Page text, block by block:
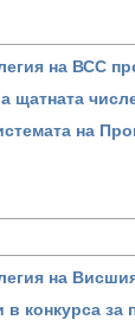
на ВСС
щатната
на
на
в конкурса за